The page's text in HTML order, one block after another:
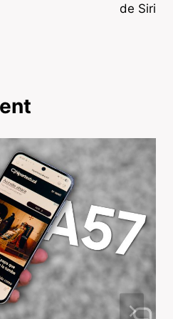
de Siri